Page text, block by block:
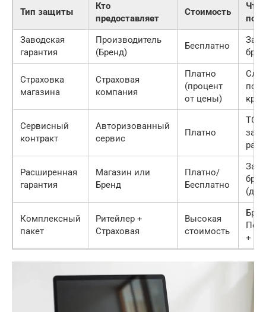
Тип защиты
Кто
предоставляет
Стоимость
Что
Заводская
гарантия
Производитель
(Бренд)
Бесплатно
брак
Страховка
магазина
Страховая
компания
Платно
(процент
от цены)
Сервисный
контракт
Авторизованный
сервис
Платно
ТО,
Расширенная
гарантия
Магазин или
Бренд
Платно/
Бесплатно
брак
Комплексный
пакет
Ритейлер +
Страховая
Высокая
стоимость
+